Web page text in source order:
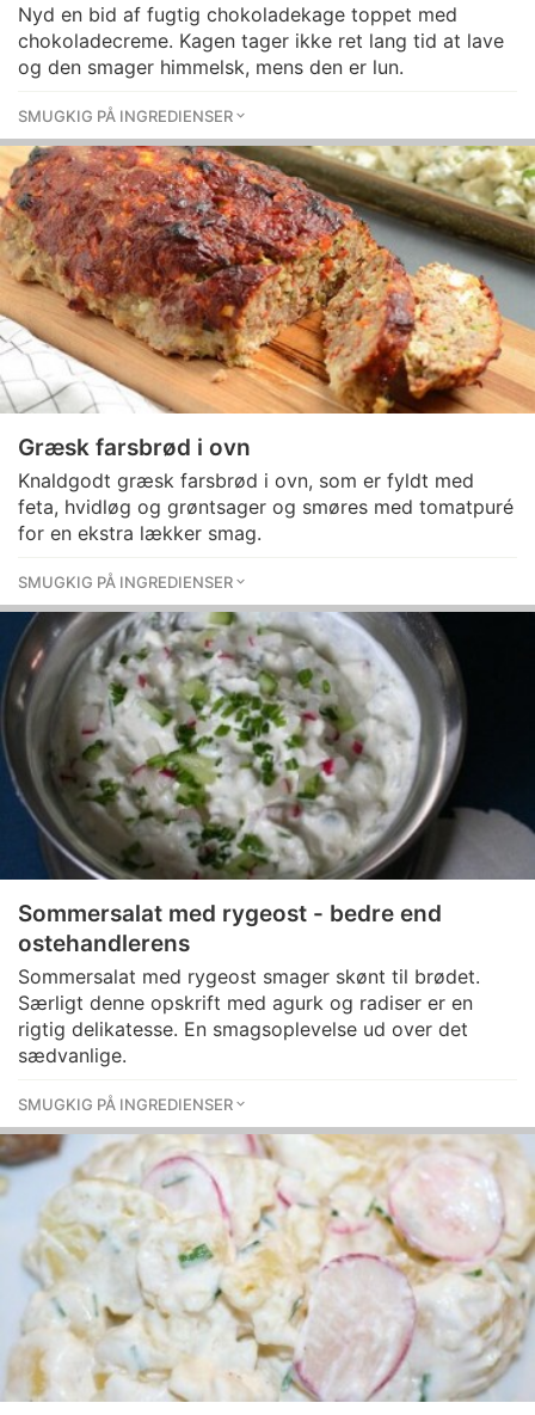
Nyd en bid af fugtig chokoladekage toppet med
chokoladecreme. Kagen tager ikke ret lang tid at lave
og den smager himmelsk, mens den er lun.
SMUGKIG PÅ INGREDIENSER
Græsk farsbrød i ovn
Knaldgodt græsk farsbrød i ovn, som er fyldt med
feta, hvidløg og grøntsager og smøres med tomatpuré
for en ekstra lækker smag.
SMUGKIG PÅ INGREDIENSER
Sommersalat med rygeost - bedre end
ostehandlerens
Sommersalat med rygeost smager skønt til brødet.
Særligt denne opskrift med agurk og radiser er en
rigtig delikatesse. En smagsoplevelse ud over det
sædvanlige.
SMUGKIG PÅ INGREDIENSER